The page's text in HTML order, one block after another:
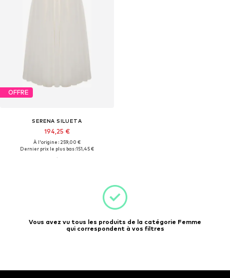
OFFRE
SERENA SILUETA
194,25 €
À l'origine : 259,00 €
Dernier prix le plus bas :151,45 €
Vous avez vu tous les produits de la catégorie Femme
qui correspondent à vos filtres